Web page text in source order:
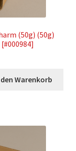
(50g) (50g)
Warenkorb